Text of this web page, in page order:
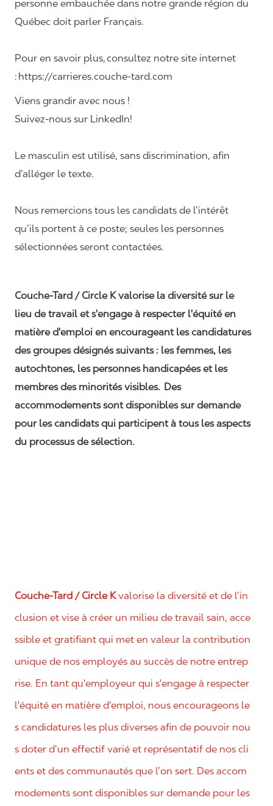
personne embauchée dans notre grande région du
Québec doit parler Français.
Pour en savoir plus, consultez notre site internet
: https://carrieres.couche-tard.com
Viens grandir avec nous !
Suivez-nous sur LinkedIn!
Le masculin est utilisé, sans discrimination, afin
d’alléger le texte.
Nous remercions tous les candidats de l’intérêt
qu’ils portent à ce poste; seules les personnes
sélectionnées seront contactées.
Couche-Tard / Circle K valorise la diversité sur le
lieu de travail et s'engage à respecter l'équité en
matière d'emploi en encourageant les candidatures
des groupes désignés suivants : les femmes, les
autochtones, les personnes handicapées et les
membres des minorités visibles. Des
accommodements sont disponibles sur demande
pour les candidats qui participent à tous les aspects
du processus de sélection.
Couche-Tard / Circle Kvalorise la diversité et de l’in
clusion et vise à créer un milieu de travail sain, acce
ssible et gratifiant qui met en valeur la contribution
unique de nos employés au succès de notre entrep
rise. En tant qu'employeur qui s'engage à respecter
l'équité en matière d'emploi, nous encourageons le
s candidatures les plus diverses afin de pouvoir nou
s doter d’un effectif varié et représentatif de nos cli
ents et des communautés que l’on sert. Des accom
modements sont disponibles sur demande pour les